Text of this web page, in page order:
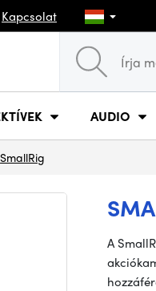
Kapcsolat
AUDIO
SmallRig
A